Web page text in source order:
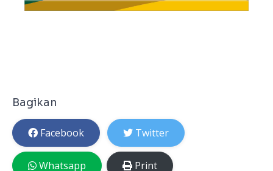
Bagikan
Facebook Twitter
Whatsapp Print